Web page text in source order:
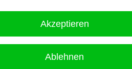
Akzeptieren
Ablehnen